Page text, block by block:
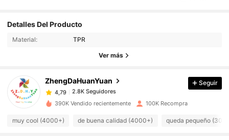
Detalles Del Producto
Material: TPR
Ver más
ZhengDaHuanYuan
4,79 2.8K Seguidores
2.8K Seguidores
j***s pagó Hace 1 día
4,79 2.8K Seguidores
Seguir
390K Vendido recientemente 100K Recompra
muy cool (4000+) de buena calidad (4000+) queda pequeño